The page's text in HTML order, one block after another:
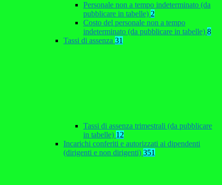
Personale non a tempo indeterminato (da
pubblicare in tabelle) 2
Costo del personale non a tempo
indeterminato (da pubblicare in tabelle) 8
Tassi di assenza 31
Tassi di assenza trimestrali (da pubblicare
in tabelle) 12
Incarichi conferiti e autorizzati ai dipendenti
(dirigenti e non dirigenti) 351